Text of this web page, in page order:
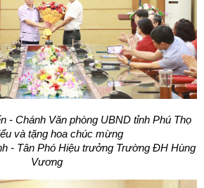
- Chánh Văn phòng UBND tỉnh Phú Thọ
và tặng hoa chúc mừng
- Tân Phó Hiệu trưởng Trường ĐH Hùng
Vương